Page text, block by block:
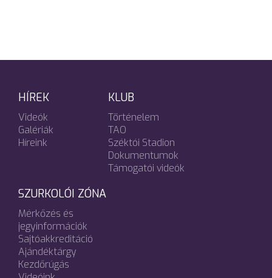
HÍREK
Videók
Galériák
Híreink
KLUB
Történelem
TAO
Széktói Stadion
Dokumentumok
Támogatói videók
SZURKOLÓI ZÓNA
Mérkőzés és
jegyinformációk
Sajtóakkreditáció
Ajándéktárgy
Kezdőrúgás